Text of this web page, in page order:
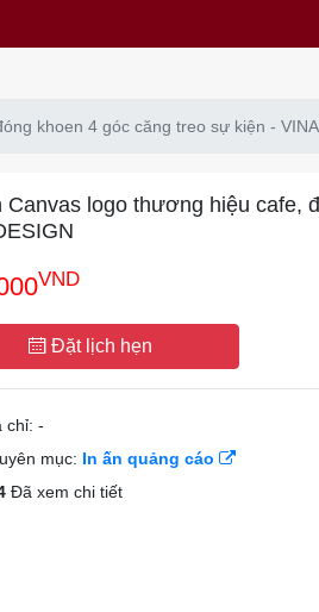
khoen 4 góc căng treo sự kiện -
Canvas logo thương hiệu cafe,
VND
Đặt lịch hẹn
chỉ: -
mục: In ấn quảng cáo
Đã xem chi tiết